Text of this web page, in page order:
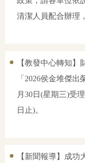
清潔人員配合辦理
【教發中心轉知
「2026侯金堆傑
月30日(星期三)受
日止)。
【新聞報導】成